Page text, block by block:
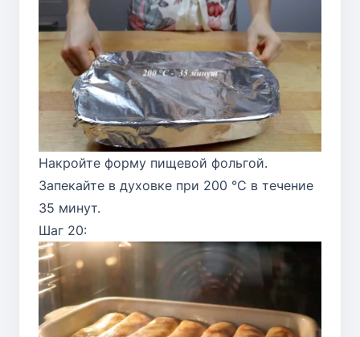
Накройте форму пищевой фольгой.
Запекайте в духовке при 200 °C в течение
35 минут.
Шаг 20: